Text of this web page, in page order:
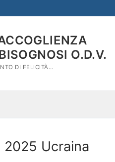
O.D.V.
DI FELICITÀ…
Ucraina